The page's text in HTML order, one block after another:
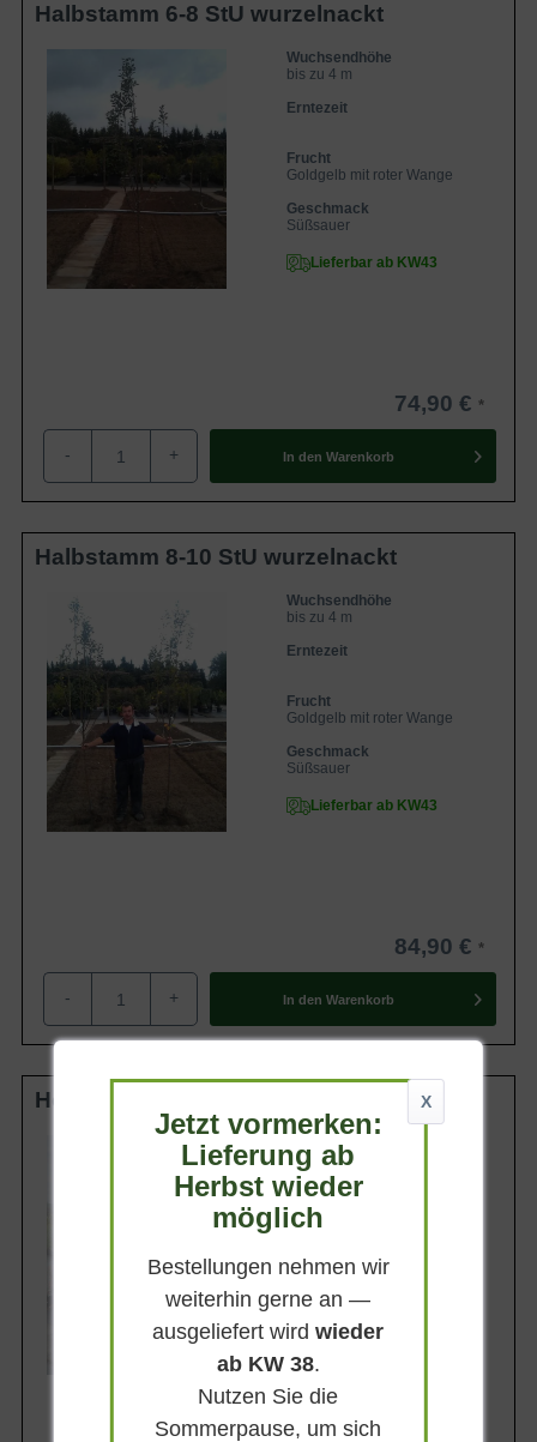
Halbstamm 6-8 StU wurzelnackt
Wuchsendhöhe
bis zu 4 m
Erntezeit
Frucht
Goldgelb mit roter Wange
Geschmack
Süßsauer
Lieferbar ab KW43
74,90 €
- + In den Warenkorb
Halbstamm 8-10 StU wurzelnackt
Wuchsendhöhe
bis zu 4 m
Erntezeit
Frucht
Goldgelb mit roter Wange
Geschmack
Süßsauer
Lieferbar ab KW43
84,90 €
- + In den Warenkorb
Hochstamm 6-8 StU wurzelnackt
Lieferhöhe
200-250cm
Gewicht
ca. 5 kg
2xv (2-fach verpflanzt)
Lieferbar ab KW43
X
Jetzt vormerken:
Lieferung ab
Herbst wieder
möglich
Bestellungen nehmen wir
weiterhin gerne an —
ausgeliefert wirdwieder
ab KW 38.
Nutzen Sie die
Sommerpause, um sich